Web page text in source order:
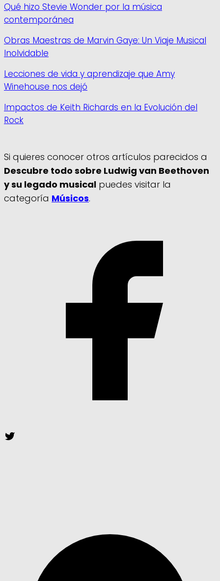
Qué hizo Stevie Wonder por la música
contemporánea
Obras Maestras de Marvin Gaye: Un Viaje Musical
Inolvidable
Lecciones de vida y aprendizaje que Amy
Winehouse nos dejó
Impactos de Keith Richards en la Evolución del
Rock
Si quieres conocer otros artículos parecidos a
Descubre todo sobre Ludwig van Beethoven
y su legado musical puedes visitar la
categoría Músicos.